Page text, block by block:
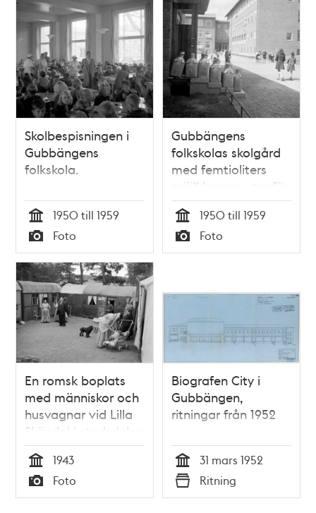
Skolbespisningen i
Gubbängens
folkskola.
Tid
1950 till 1959
Typ
Foto
Gubbängens
folkskolas skolgård
med femtioliters
mjölkkannor utanför
skolbespisningen.
Tid
1950 till 1959
Typ
Foto
En romsk boplats
med människor och
husvagnar vid Lilla
Sköndal i stadsdelen
Gubbängen
Tid
1943
Typ
Foto
Biografen City i
Gubbängen,
ritningar från 1952
Tid
31 mars 1952
Typ
Ritning